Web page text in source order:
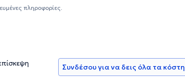
πληροφορίες.
Συνδέσου για να δεις όλα τα κόστη